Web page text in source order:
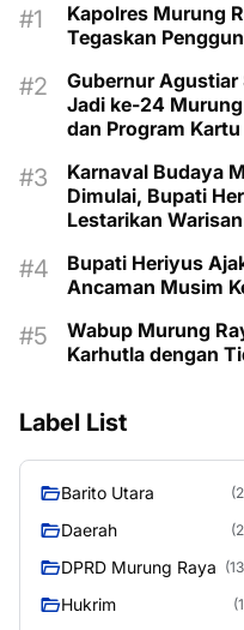
Kapolres Murung
Tegaskan
Gubernur Agustiar
Jadi ke-24
dan Program
Karnaval Budaya
Dimulai, Bupati
Lestarikan
Bupati Heriyus
Ancaman Musim
Wabup Murung
Karhutla dengan
Label List
Barito Utara
Daerah
DPRD Murung Raya
Hukrim